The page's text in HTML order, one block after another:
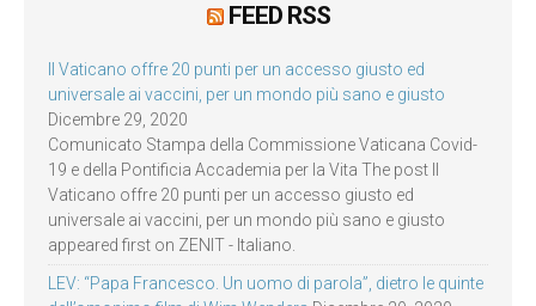
FEED RSS
Il Vaticano offre 20 punti per un accesso giusto ed
universale ai vaccini, per un mondo più sano e giusto
Dicembre 29, 2020
Comunicato Stampa della Commissione Vaticana Covid-
19 e della Pontificia Accademia per la Vita The post Il
Vaticano offre 20 punti per un accesso giusto ed
universale ai vaccini, per un mondo più sano e giusto
appeared first on ZENIT - Italiano.
LEV: “Papa Francesco. Un uomo di parola”, dietro le quinte